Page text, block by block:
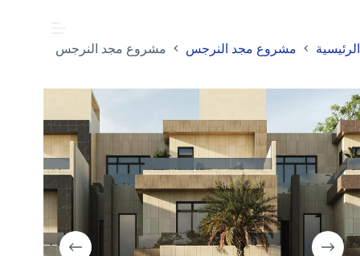
الرئيسية مشروع مجد النرجس مشروع مجد النرجس